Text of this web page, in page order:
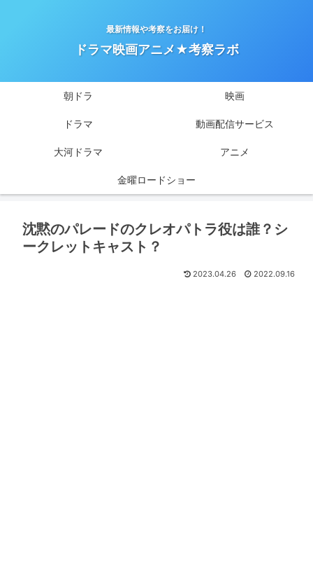
最新情報や考察をお届け！
ドラマ映画アニメ★考察ラボ
朝ドラ 映画
ドラマ 動画配信サービス
大河ドラマ アニメ
金曜ロードショー
沈黙のパレードのクレオパトラ役は誰？シ
ークレットキャスト？
2023.04.26 2022.09.16